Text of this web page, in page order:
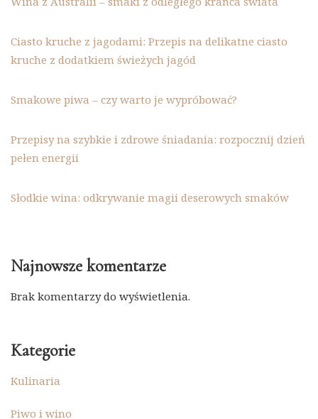
Ciasto kruche z jagodami: Przepis na delikatne ciasto
kruche z dodatkiem świeżych jagód
Smakowe piwa – czy warto je wypróbować?
Przepisy na szybkie i zdrowe śniadania: rozpocznij dzień
pełen energii
Słodkie wina: odkrywanie magii deserowych smaków
Najnowsze komentarze
Brak komentarzy do wyświetlenia.
Kategorie
Kulinaria
Piwo i wino